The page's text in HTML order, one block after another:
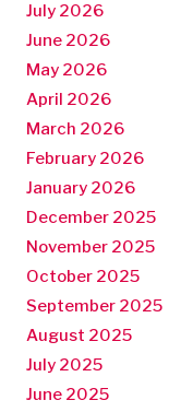
July 2026
June 2026
May 2026
April 2026
March 2026
February 2026
January 2026
December 2025
November 2025
October 2025
September 2025
August 2025
July 2025
June 2025